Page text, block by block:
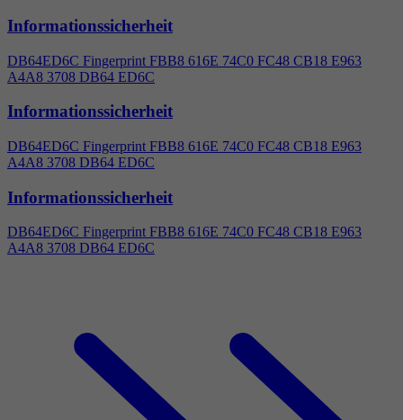
Informationssicherheit
DB64ED6C Fingerprint FBB8 616E 74C0 FC48 CB18 E963
A4A8 3708 DB64 ED6C
Informationssicherheit
DB64ED6C Fingerprint FBB8 616E 74C0 FC48 CB18 E963
A4A8 3708 DB64 ED6C
Informationssicherheit
DB64ED6C Fingerprint FBB8 616E 74C0 FC48 CB18 E963
A4A8 3708 DB64 ED6C